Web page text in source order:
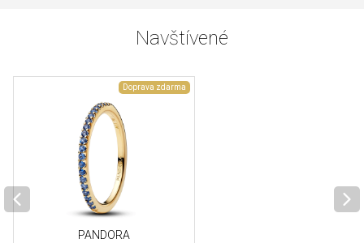
Navštívené
Doprava zdarma
PANDORA